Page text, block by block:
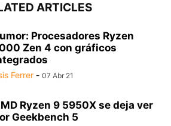
ARTICLES
Procesadores Ryzen
Zen 4 con gráficos
Ferrer - 07 Abr 21
Ryzen 9 5950X se deja ver
Geekbench 5